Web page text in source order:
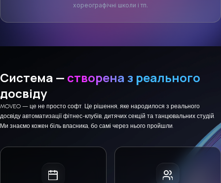
хореографічні школи і тп.
Система — створена з реального
досвіду
MOVEO — це не просто софт. Це рішення, яке народилося з реального
досвіду автоматизації фітнес-клубів, дитячих секцій та танцювальних студій.
Ми знаємо кожен біль власника, бо самі через нього пройшли.